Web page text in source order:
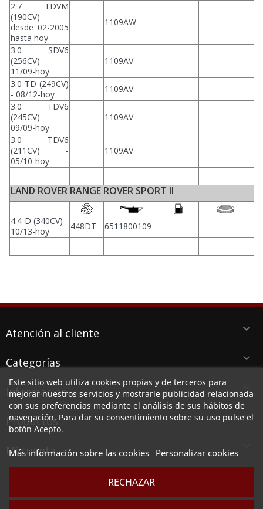
2.7 TDVM
(190CV) -
desde 02-2005
hasta hoy
1109AW
3.0 SDV6
(256CV) -
11/09-hoy
1109AV
3.0 TD (249CV)
- 08/12-hoy
1109AV
3.0 TDV6
(245CV) -
09/09-hoy
1109AV
3.0 TDV6
(211CV) -
05/10-hoy
1109AV
LAND ROVER RANGE ROVER SPORT II
4.4 D (340CV) -
10/13-hoy
448DT 6511800109
Atención al cliente keyboard_arrow_down
Categorías keyboard_arrow_down
Información keyboard_arrow_down
Productos keyboard_arrow_down
Mi cuenta
Este sitio web utiliza cookies propias y de terceros para
mejorar nuestros servicios y mostrarle publicidad relacionada
con sus preferencias mediante el análisis de sus hábitos de
navegación. Para dar su consentimiento sobre su uso pulse el
botón Acepto.
Más información sobre las cookies Personalizar cookies
RECHAZAR
LUBESPA DISTRIBUCIONES DEL LEVANTE SL, CIF B73789513, Ctra. Alicante 38 PI